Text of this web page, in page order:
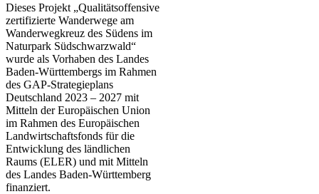
Dieses Projekt „Qualitätsoffensive
zertifizierte Wanderwege am
Wanderwegkreuz des Südens im
Naturpark Südschwarzwald“
wurde als Vorhaben des Landes
Baden-Württembergs im Rahmen
des GAP-Strategieplans
Deutschland 2023 – 2027 mit
Mitteln der Europäischen Union
im Rahmen des Europäischen
Landwirtschaftsfonds für die
Entwicklung des ländlichen
Raums (ELER) und mit Mitteln
des Landes Baden-Württemberg
finanziert.